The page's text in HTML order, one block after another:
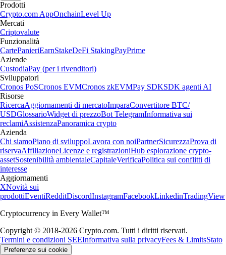
Prodotti
Crypto.com AppOnchainLevel Up
Mercati
Criptovalute
Funzionalità
CartePanieriEarnStakeDeFi StakingPayPrime
Aziende
CustodiaPay (per i rivenditori)
Sviluppatori
Cronos PoSCronos EVMCronos zkEVMPay SDKSDK agenti AI
Risorse
RicercaAggiornamenti di mercatoImparaConvertitore BTC/
USDGlossarioWidget di prezzoBot TelegramInformativa sui
reclamiAssistenzaPanoramica crypto
Azienda
Chi siamoPiano di sviluppoLavora con noiPartnerSicurezzaProva di
riservaAffiliazioneLicenze e registrazioniHub esplorazione crypto-
assetSostenibilità ambientaleCapitaleVerificaPolitica sui conflitti di
interesse
Aggiornamenti
XNovità sui
prodottiEventiRedditDiscordInstagramFacebookLinkedinTradingView
Cryptocurrency in Every Wallet™
Copyright © 2018-2026 Crypto.com. Tutti i diritti riservati.
Termini e condizioni SEEInformativa sulla privacyFees & LimitsStato
Preferenze sui cookie